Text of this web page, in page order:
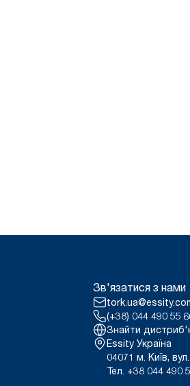
Зв'язатися з нами
(+38) 044 490 55
Знайти
Essity Україна
04071 м. Київ,
Тел. +38 044 490